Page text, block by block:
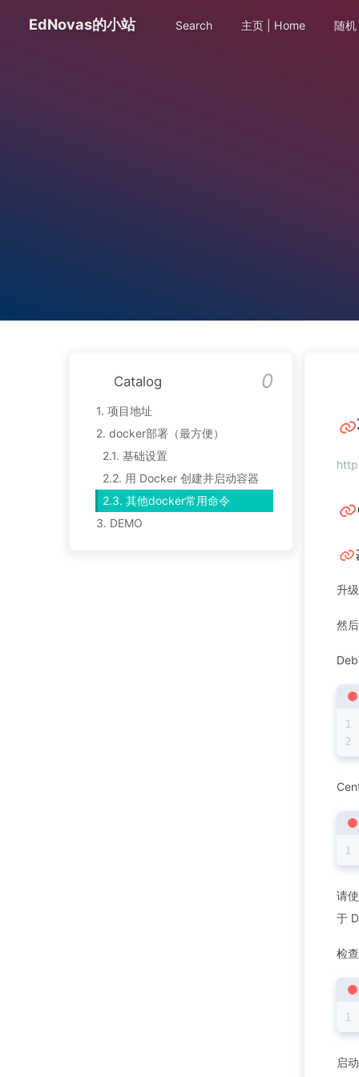
EdNovas的小站 Search 主页 | Home 随
升
然
请
于
检
启
Catalog
1. 项目地址
2. docker部署（最方便）
2.1. 基础设置
2.2. 用 Docker 创建并启动容器
2.3. 其他docker常用命令
3. DEMO